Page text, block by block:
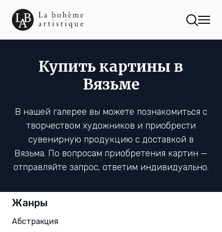
Купить картины в
Вязьме
В нашей галерее вы можете познакомиться с
творчеством художников и приобрести
сувенирную продукцию с доставкой в
Вязьма. По вопросам приобретения картин —
отправляйте запрос, ответим индивидуально.
Жанры
Абстракция